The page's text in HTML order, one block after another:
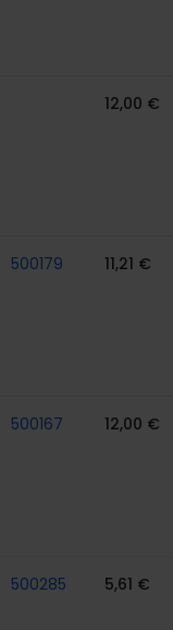
12,00 €
500179 11,21 €
500167 12,00 €
500285 5,61 €